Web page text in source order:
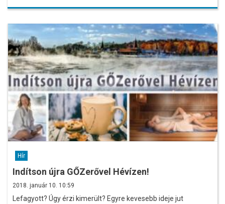
Hír
Indítson újra GŐZerővel Hévízen!
2018. január 10. 10:59
Lefagyott? Úgy érzi kimerült? Egyre kevesebb ideje jut